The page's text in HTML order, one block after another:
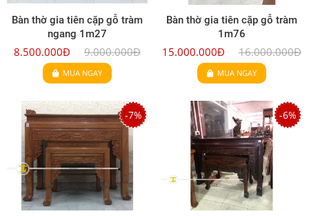
Bàn thờ gia tiên cặp gỗ tràm
ngang 1m27
8.500.000Đ 9.000.000Đ
MUA NGAY
Bàn thờ gia tiên cặp gỗ tràm
1m76
15.000.000Đ 16.000.000Đ
MUA NGAY
-7% -6%